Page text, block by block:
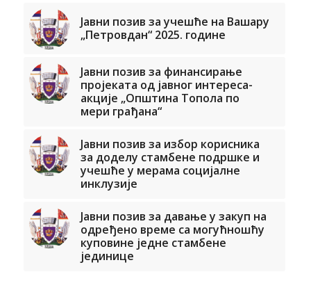
Јавни позив за учешће на Вашару
„Петровдан“ 2025. године
Јавни позив за финансирање
пројеката од јавног интереса-
акције „Општина Топола по
мери грађана“
Јавни позив за избор корисника
за доделу стамбене подршке и
учешће у мерама социјалне
инклузије
Јавни позив за давање у закуп на
одређено време са могућношћу
куповине једне стамбене
јединице